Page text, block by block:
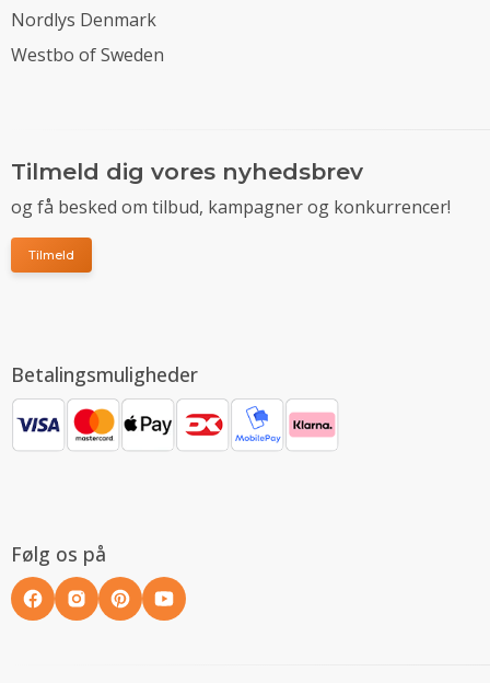
Nordlys Denmark
Westbo of Sweden
Tilmeld dig vores nyhedsbrev
og få besked om tilbud, kampagner og konkurrencer!
Tilmeld
Betalingsmuligheder
Følg os på